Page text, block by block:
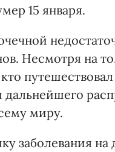
15 января.
Несмотря на
миру.
заболевания